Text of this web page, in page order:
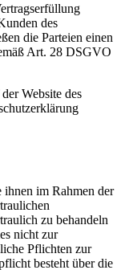
des
die Parteien einen
Art. 28 DSGVO
Website des
ihnen im Rahmen der
zu behandeln
nicht zur
Pflichten zur
besteht über die